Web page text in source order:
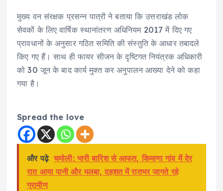
मुख्य वन संरक्षक प्रसन्न पात्रों ने बताया कि उत्तराखंड लोक
सेवकों के लिए वार्षिक स्थानांतरण अधिनियम 2017 में दिए गए
प्रावधानों के अनुसार गठित समिति की संस्तुति के आधार तबादले
किए गए हैं। साथ ही फायर सीजन के दृष्टिगत नियंत्रक अधिकारी
को 30 जून के बाद कार्य मुक्त कर अनुपालन आख्या देने को कहा
गया है।
Spread the love
और पढ़े चमोली: भारी बारिश से आफत, किमाणा गांव में देर
रात आया पानी और मलबा, दहशत में रातभर जागते रहे
ग्रामीण